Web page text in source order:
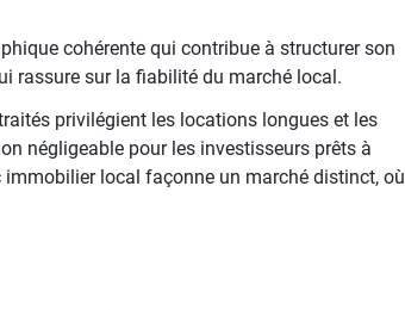
cohérente qui contribue à structurer son
rassure sur la fiabilité du marché local.
privilégient les locations longues et les
négligeable pour les investisseurs prêts à
local façonne un marché distinct, où